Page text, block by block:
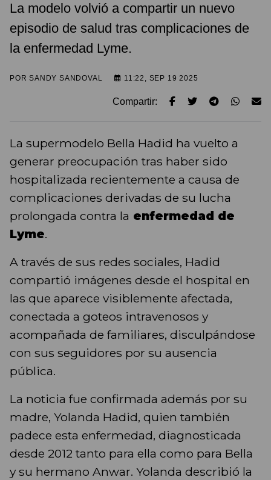
La modelo volvió a compartir un nuevo
episodio de salud tras complicaciones de
la enfermedad Lyme.
PORSANDY SANDOVAL 11:22, SEP 19 2025
Compartir:
La supermodelo Bella Hadid ha vuelto a
generar preocupación tras haber sido
hospitalizada recientemente a causa de
complicaciones derivadas de su lucha
prolongada contra la enfermedad de
Lyme.
A través de sus redes sociales, Hadid
compartió imágenes desde el hospital en
las que aparece visiblemente afectada,
conectada a goteos intravenosos y
acompañada de familiares, disculpándose
con sus seguidores por su ausencia
pública.
La noticia fue confirmada además por su
madre, Yolanda Hadid, quien también
padece esta enfermedad, diagnosticada
desde 2012 tanto para ella como para Bella
y su hermano Anwar. Yolanda describió la